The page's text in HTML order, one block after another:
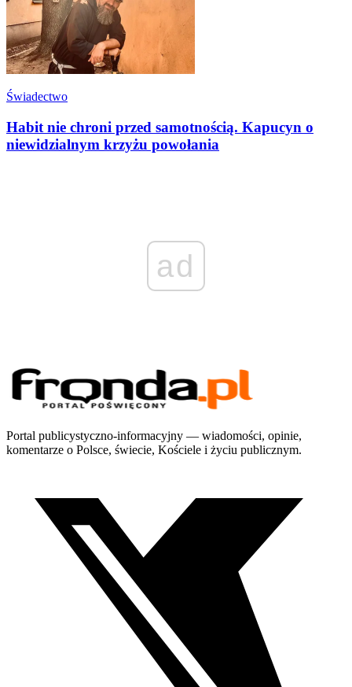
Świadectwo
Habit nie chroni przed samotnością. Kapucyn o
niewidzialnym krzyżu powołania
ad
Portal publicystyczno-informacyjny — wiadomości, opinie,
komentarze o Polsce, świecie, Kościele i życiu publicznym.